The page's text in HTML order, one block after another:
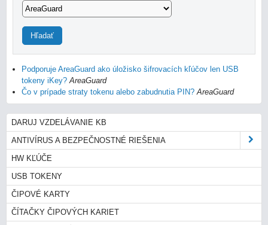
Hľadať
Podporuje AreaGuard ako úložisko šifrovacích kľúčov len USB
tokeny iKey? AreaGuard
Čo v prípade straty tokenu alebo zabudnutia PIN? AreaGuard
DARUJ VZDELÁVANIE KB
ANTIVÍRUS A BEZPEČNOSTNÉ RIEŠENIA
HW KĽÚČE
USB TOKENY
ČIPOVÉ KARTY
ČÍTAČKY ČIPOVÝCH KARIET